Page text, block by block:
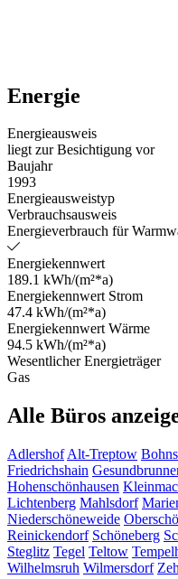
Energie
Energieausweis
liegt zur Besichtigung vor
Baujahr
1993
Energieausweistyp
Verbrauchsausweis
Energieverbrauch für
Energiekennwert
189.1 kWh/(m²*a)
Energiekennwert Strom
47.4 kWh/(m²*a)
Energiekennwert Wärme
94.5 kWh/(m²*a)
Wesentlicher Energieträger
Gas
Alle Büros
Adlershof Alt-Treptow
Friedrichshain
Hohenschönhausen
Lichtenberg Mahlsdorf
Niederschöneweide
Reinickendorf Schöneberg
Steglitz Tegel Teltow
Wilhelmsruh Wilmersdorf